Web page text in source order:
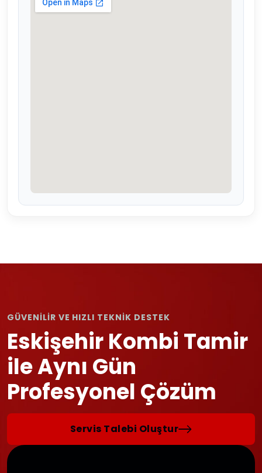
GÜVENİLİR VE HIZLI TEKNİK DESTEK
Eskişehir Kombi Tamir
ile Aynı Gün
Profesyonel Çözüm
Servis Talebi Oluştur